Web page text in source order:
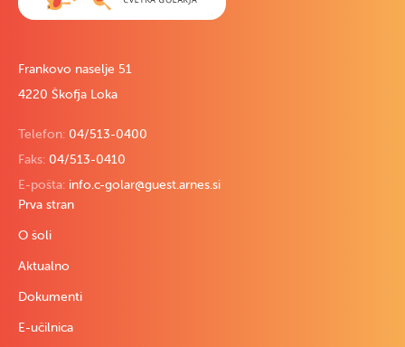
Frankovo naselje 51
4220 Škofja Loka
Telefon: 04/513-0400
Faks: 04/513-0410
E-pošta: info.c-golar@guest.arnes.si
Prva stran
O šoli
Aktualno
Dokumenti
E-učilnica